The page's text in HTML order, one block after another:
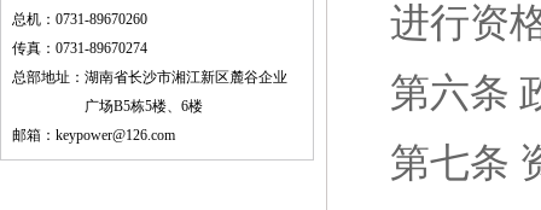
总机：0731-89670260
传真：0731-89670274
总部地址：湖南省长沙市湘江新区麓谷企业
广场B5栋5楼、6楼
邮箱：keypower@126.com
进行资
第六条
第七条